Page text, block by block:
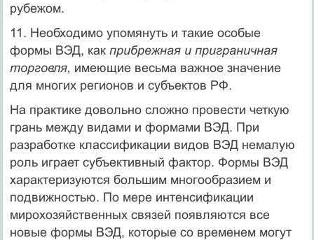
рубежом.
11. Необходимо упомянуть и такие особые
формы ВЭД, как прибреж­ная и приграничная
торговля, имеющие весьма важное значение
для многих регионов и субъектов РФ.
На практике довольно сложно провести четкую
грань между вида­ми и формами ВЭД. При
разработке классификации видов ВЭД нема­лую
роль играет субъективный фактор. Формы ВЭД
характеризуются большим многообразием и
подвиж­ностью. По мере интенсификации
мирохозяйственных связей появля­ются все
новые формы ВЭД, которые со временем могут